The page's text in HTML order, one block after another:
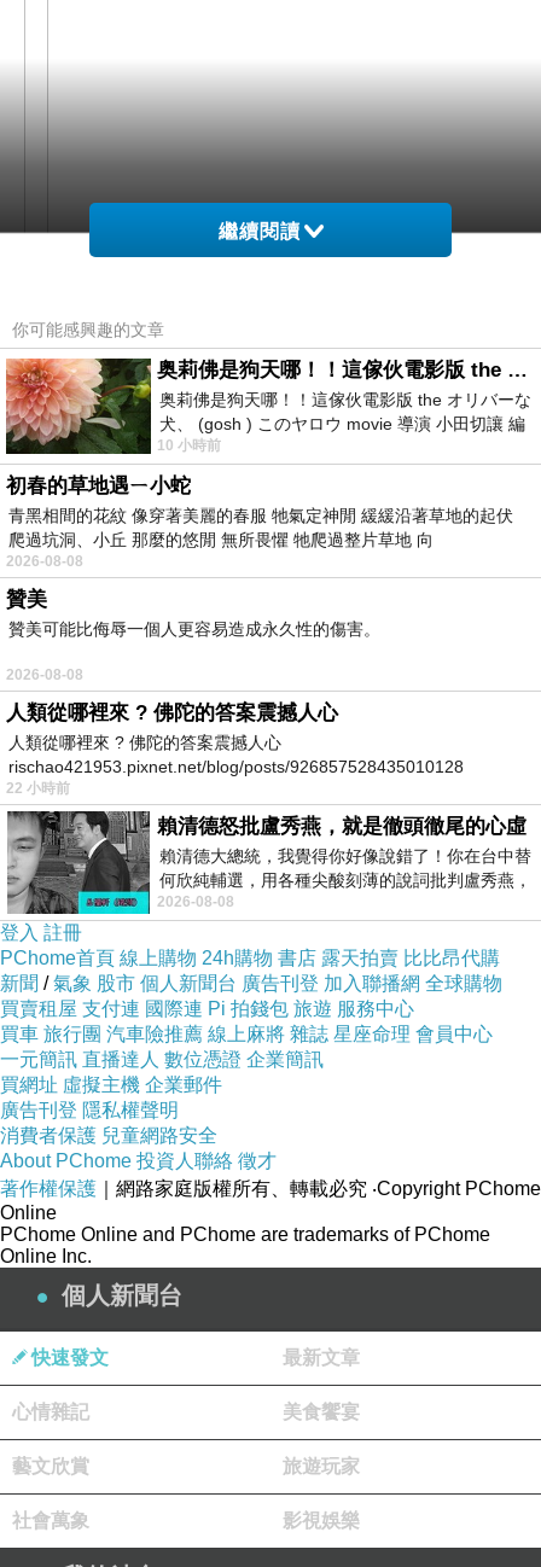
網購經驗10多年的我在想【YOUNGBABY】韓國直
運 Rabbit桂冠兔側抓皺泡泡棉長T/洋裝．共2色在網
路上買應該會比較便宜，
於是我參考了其他網友【YOUNGBABY】韓國直運
Rabbit桂冠兔側抓皺泡泡棉長T/洋裝．共2色的推薦
上網找了很多【YOUNGBABY】韓國直運 Rabbit桂
冠兔側抓皺泡泡棉長T/洋裝．共2色評論跟比價的結
果，還有哪裡買最便宜划算，發現它真的很不錯!!
而且24小時都能買，上網慢慢挑選，不用等店家開
門也不用看店員臉色，
服務這麼優，當然在網路購物最好啦~~你一定要來
看看【YOUNGBABY】韓國直運 Rabbit桂冠兔側抓
皺泡泡棉長T/洋裝．共2色~~
商品網址:
繼續閱讀
你可能感興趣的文章
奥莉佛是狗天哪！！這傢伙電影版 the オリバーな犬、 (gosh ) このヤロウ movie
奥莉佛是狗天哪！！這傢伙電影版 the オリバーな
犬、 (gosh ) このヤロウ movie 導演 小田切讓 編
劇: 小田切讓 主演: 小田切讓
10 小時前
初春的草地遇ㄧ小蛇
青黑相間的花紋 像穿著美麗的春服 牠氣定神閒 緩緩沿著草地的起伏
爬過坑洞、小丘 那麼的悠閒 無所畏懼 牠爬過整片草地 向
2026-08-08
贊美
贊美可能比侮辱一個人更容易造成永久性的傷害。
2026-08-08
人類從哪裡來 ? 佛陀的答案震撼人心
人類從哪裡來 ? 佛陀的答案震撼人心
rischao421953.pixnet.net/blog/posts/926857528435010128
22 小時前
賴清德怒批盧秀燕，就是徹頭徹尾的心虛
賴清德大總統，我覺得你好像說錯了！你在台中替
何欣純輔選，用各種尖酸刻薄的說詞批判盧秀燕，
罵她施政滿意度輸給陳其邁，甚至還說盧
2026-08-08
登入 註冊
PChome首頁 線上購物 24h購物 書店 露天拍賣 比比昂代購
新聞 /氣象 股市 個人新聞台 廣告刊登 加入聯播網 全球購物
買賣租屋 支付連 國際連 Pi 拍錢包 旅遊 服務中心
買車 旅行團 汽車險推薦 線上麻將 雜誌 星座命理 會員中心
一元簡訊 直播達人 數位憑證 企業簡訊
買網址 虛擬主機 企業郵件
廣告刊登 隱私權聲明
消費者保護 兒童網路安全
About PChome 投資人聯絡 徵才
著作權保護 ｜網路家庭版權所有、轉載必究 ‧Copyright PChome
Online
PChome Online and PChome are trademarks of PChome
Online Inc.
個人新聞台
快速發文 最新文章
心情雜記 美食饗宴
藝文欣賞 旅遊玩家
社會萬象 影視娛樂